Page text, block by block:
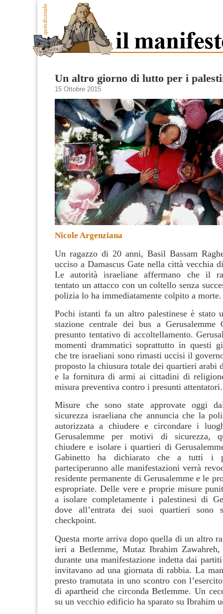
Un altro giorno di lutto per i
15 Ottobre 2015
Nicole Argenziana
Un ragazzo di 20 anni, Basil Bassam
ucciso a Damascus Gate nella città vecchia
Le autorità israeliane affermano che il
tentato un attacco con un coltello senza
polizia lo ha immediatamente colpito a morte.
Pochi istanti fa un altro palestinese è stato
stazione centrale dei bus a Gerusalemme
presunto tentativo di accoltellamento.
momenti drammatici soprattutto in questi
che tre israeliani sono rimasti uccisi il
proposto la chiusura totale dei quartieri arabi
e la fornitura di armi ai cittadini di
misura preventiva contro i presunti attentatori.
Misure che sono state approvate oggi
sicurezza israeliana che annuncia che la
autorizzata a chiudere e circondare i
Gerusalemme per motivi di sicurezza,
chiudere e isolare i quartieri di
Gabinetto ha dichiarato che a tutti i
parteciperanno alle manifestazioni verrà
residente permanente di Gerusalemme e le
espropriate. Delle vere e proprie misure
a isolare completamente i palestinesi di
dove all’entrata dei suoi quartieri sono
checkpoint.
Questa morte arriva dopo quella di un altro
ieri a Betlemme, Mutaz Ibrahim
durante una manifestazione indetta dai
invitavano ad una giornata di rabbia. La
presto tramutata in uno scontro con
di apartheid che circonda Betlemme. Un
su un vecchio edificio ha sparato su Ibrahim